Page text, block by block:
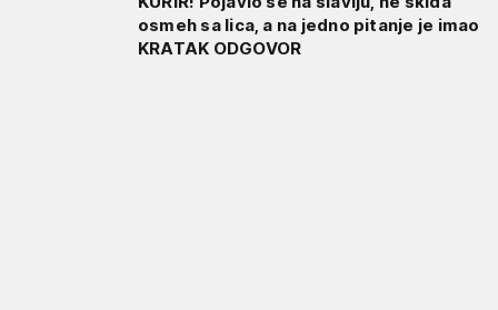
osmeh sa lica, a na jedno pitanje je imao
KRATAK ODGOVOR